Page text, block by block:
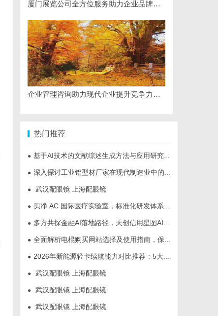
厦门展览公司全方位服务助力企业品牌打造与市场开拓
企业管理咨询助力现代企业提升竞争力的实践与策略
热门推荐
● 基于AI技术的文献综述生成方法与应用研究综述
● 深入探讨工业铝型材厂家在现代制造业中的重要角色与发展趋势
● 武汉配眼镜 上海配眼镜
● 贝净 AC 国际医疗实验室，标准化研发体系全解析
● 多方共探金融AI落地路径，天创信用星图AI助力产业金融智能升级
● 全面解析电棍购买网站选择及使用指南，保障安全与合法性
● 2026年新能源轻卡续航能力对比推荐：5大主流平台三维解析
● 武汉配眼镜 上海配眼镜
● 武汉配眼镜 上海配眼镜
● 武汉配眼镜 上海配眼镜